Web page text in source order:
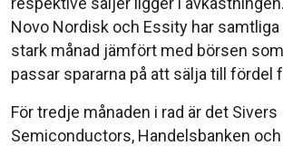
Novo Nordisk och Essity har
stark månad jämfört med börsen
passar spararna på att sälja till fördel
För tredje månaden i rad är det Sivers
Semiconductors, Handelsbanken